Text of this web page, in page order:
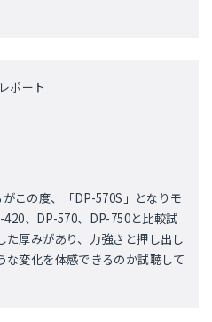
この度、「DP-570S」となりモ
、DP-570、DP-750と比較試
厚みがあり、力強さと押し出し
変化を体感できるのか試聴して